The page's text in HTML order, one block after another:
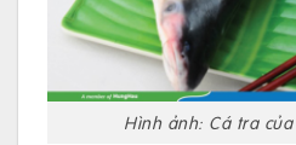
Hình ảnh: Cá tra